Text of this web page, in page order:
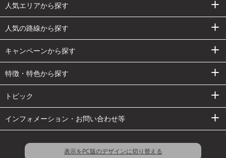
人気エリアから探す
人気の路線から探す
キャンペーンから探す
特徴・特色から探す
トピック
インフォメーション・お問い合わせ等
表示をPC版のデザインに切り替える